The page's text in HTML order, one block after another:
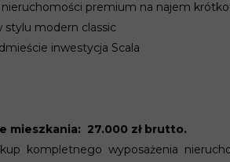
premium na najem
stylu modern classic
inwestycja Scala
mieszkania: 27.000 zł brutto.
kompletnego wyposażenia